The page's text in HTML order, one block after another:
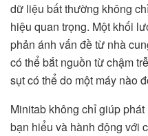
dữ liệu bất thường không
hiệu quan trọng. Một khối
phản ánh vấn đề từ nhà
có thể bắt nguồn từ chậm
sụt có thể do một máy nào
Minitab không chỉ giúp
bạn hiểu và hành động với